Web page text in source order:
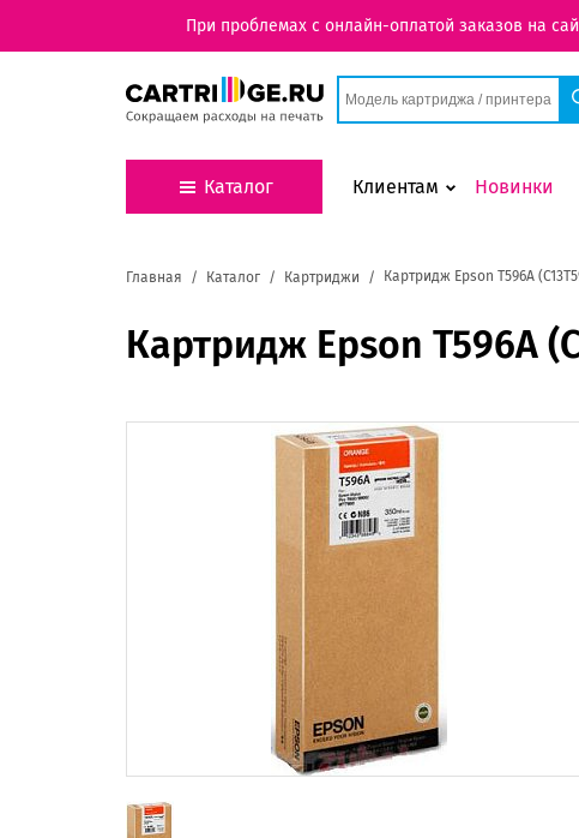
При проблемах с онлайн-оплатой заказов на
Каталог Клиентам Новинки
Главная Каталог Картриджи Картридж Epson T596A
Картридж Epson T596A